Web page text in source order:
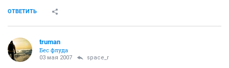
ОТВЕТИТЬ
truman
Бес флуда
03 мая 2007 space_r